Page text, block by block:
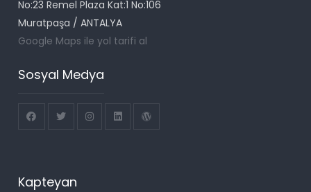
No:23 Remel Plaza Kat:1 No:106
Muratpaşa / ANTALYA
Google Maps ile yol tarifi al
Sosyal Medya
Kapteyan